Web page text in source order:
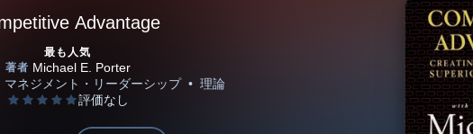
Advantage
最も人気